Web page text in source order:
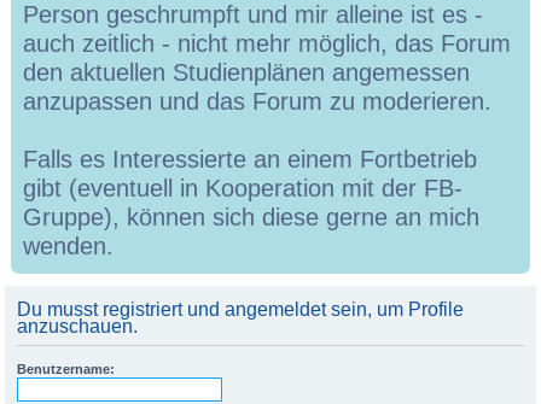
Person geschrumpft und mir alleine ist es -
auch zeitlich - nicht mehr möglich, das Forum
den aktuellen Studienplänen angemessen
anzupassen und das Forum zu moderieren.
Falls es Interessierte an einem Fortbetrieb
gibt (eventuell in Kooperation mit der FB-
Gruppe), können sich diese gerne an mich
wenden.
Du musst registriert und angemeldet sein, um Profile
anzuschauen.
Benutzername: